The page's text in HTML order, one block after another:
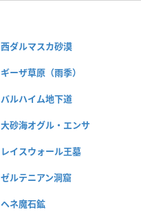
西ダルマスカ砂漠
ギーザ草原（雨季）
バルハイム地下道
大砂海オグル・エンサ
レイスウォール王墓
ゼルテニアン洞窟
ヘネ魔石鉱